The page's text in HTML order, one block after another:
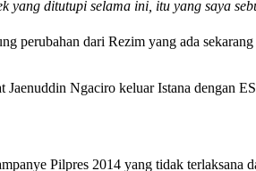
ditutupi selama ini, itu yang saya
perubahan dari Rezim yang ada
Jaenuddin Ngaciro keluar Istana dengan
Pilpres 2014 yang tidak terlaksana